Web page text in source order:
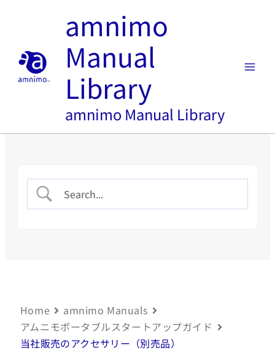
amnimo
Manual
Library
amnimo Manual Library
Home
amnimo Manuals
アムニモポータブルスタートアップガイド
当社販売のアクセサリー（別売品）